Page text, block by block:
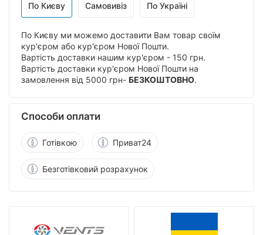
По Києву Самовивіз По Україні
По Києву ми можемо доставити Вам товар своїм
кур'єром або кур'єром Нової Пошти.
Вартість доставки нашим кур'єром - 150 грн.
Вартість доставки кур'єром Нової Пошти на
замовлення від 5000 грн- БЕЗКОШТОВНО.
Способи оплати
Готівкою Приват24
Безготівковий розрахунок